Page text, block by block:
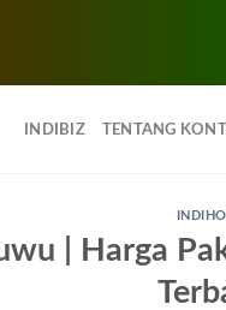
INDIBIZ TENTANG
| Harga